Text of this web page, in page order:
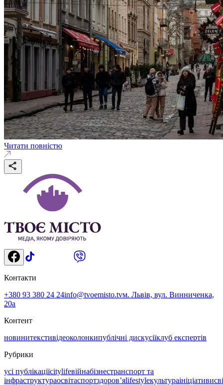
Читати повністю
Контакти
+380 93 380 24 24info@tvoemisto.tvм. Львів, вул. Винниченка,
20а
Контент
новинитекстивідеоколонкипублічні дискусіїклуб експертів
Рубрики
усі публікаціїcitylifeвійнабізнестранспорт та
інфраструктураосвітаспортздоровʼяlifestyleкультураініціативи